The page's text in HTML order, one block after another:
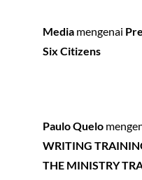
Media mengenai
Six Citizens
Paulo Quelo
WRITING
THE MINISTRY